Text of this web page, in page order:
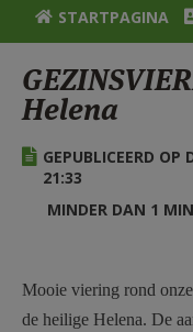
ZOEKEN
HULP
AANMELDEN
STARTPAGINA
Helena
GEPUBLICEERD
21:33
MINDER DAN 1
Mooie viering rond
de heilige Helena. De